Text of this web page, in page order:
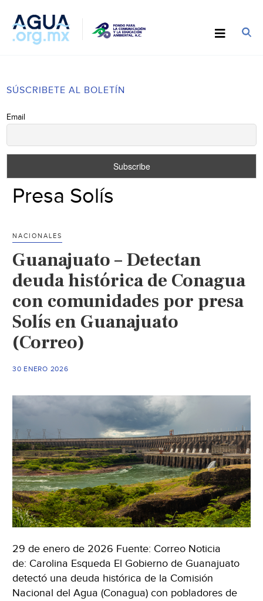
SÚSCRIBETE AL BOLETÍN
Email
Presa Solís
NACIONALES
Guanajuato – Detectan
deuda histórica de Conagua
con comunidades por presa
Solís en Guanajuato
(Correo)
30 ENERO 2026
29 de enero de 2026 Fuente: Correo Noticia
de: Carolina Esqueda El Gobierno de Guanajuato
detectó una deuda histórica de la Comisión
Nacional del Agua (Conagua) con pobladores de